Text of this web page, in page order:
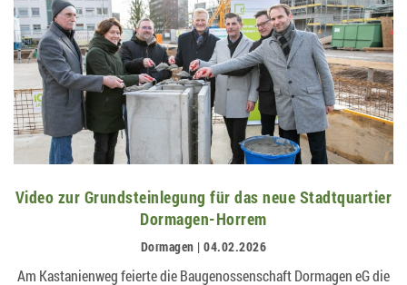
Video zur Grundsteinlegung für das neue Stadtquartier
Dormagen-Horrem
Dormagen | 04.02.2026
Am Kastanienweg feierte die Baugenossenschaft Dormagen eG die